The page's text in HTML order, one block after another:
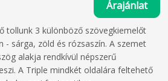
Árajánlat
tollunk 3 különböző szövegkiemelőt
- sárga, zöld és rózsaszín. A szemet
alakja rendkívül népszerű
A Triple mindkét oldalára feltehető